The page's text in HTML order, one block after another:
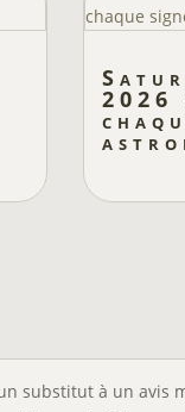
2026
substitut à un avis